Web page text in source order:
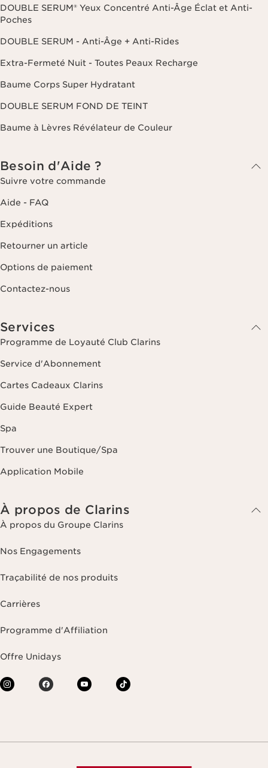
DOUBLE SERUM® Yeux Concentré Anti-Âge Éclat et Anti-
Poches
DOUBLE SERUM - Anti-Âge + Anti-Rides
Extra-Fermeté Nuit - Toutes Peaux Recharge
Baume Corps Super Hydratant
DOUBLE SERUM FOND DE TEINT
Baume à Lèvres Révélateur de Couleur
Besoin d'Aide ?
Suivre votre commande
Aide - FAQ
Expéditions
Retourner un article
Options de paiement
Contactez-nous
Services
Programme de Loyauté Club Clarins
Service d'Abonnement
Cartes Cadeaux Clarins
Guide Beauté Expert
Spa
Trouver une Boutique/Spa
Application Mobile
À propos de Clarins
À propos du Groupe Clarins
Nos Engagements
Traçabilité de nos produits
Carrières
Programme d'Affiliation
Offre Unidays